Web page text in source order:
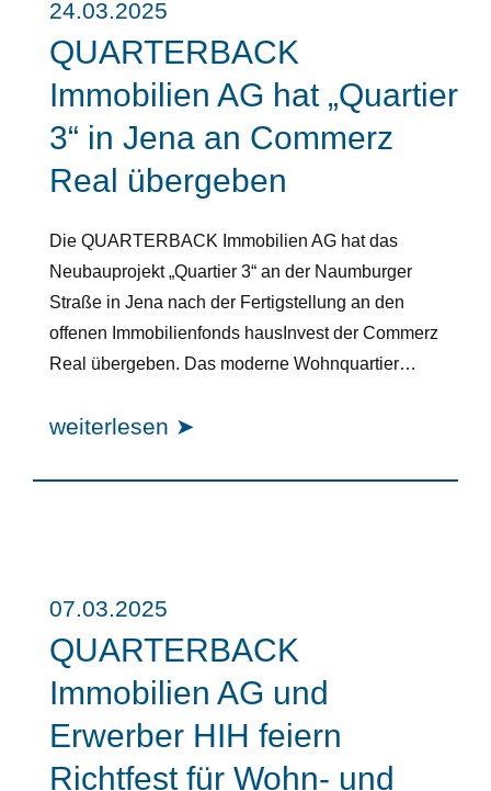
24.03.2025
QUARTERBACK
Immobilien AG hat „Quartier
3“ in Jena an Commerz
Real übergeben
Die QUARTERBACK Immobilien AG hat das
Neubauprojekt „Quartier 3“ an der Naumburger
Straße in Jena nach der Fertigstellung an den
offenen Immobilienfonds hausInvest der Commerz
Real übergeben. Das moderne Wohnquartier…
weiterlesen ➤
07.03.2025
QUARTERBACK
Immobilien AG und
Erwerber HIH feiern
Richtfest für Wohn- und